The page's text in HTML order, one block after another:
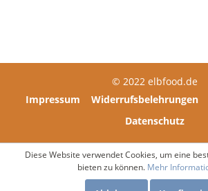
© 2022 elbfood.de
Impressum
Widerrufsbelehrungen
Datenschutz
Diese Website verwendet Cookies, um eine
bieten zu können. Mehr